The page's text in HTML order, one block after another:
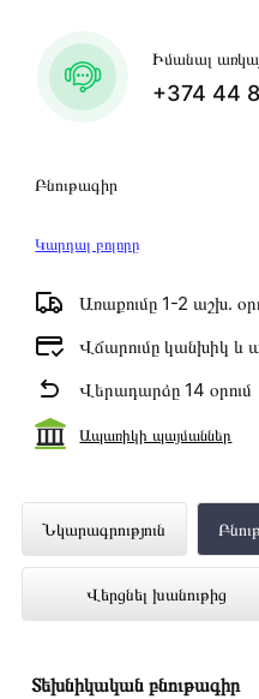
Բնութագիր
Կարդալ բոլորը
Առաքումը 1-2 աշխ․
Վճարումը կանխիկ և
Վերադարձը 14 օրում
Ապառիկի պայմաններ
Իմանալ
+374 44
Նկարագրություն
Վերցնել խանութից
Սաունդբար
ներկայացված է
խանութում
Տեխնիկական բնութագիր